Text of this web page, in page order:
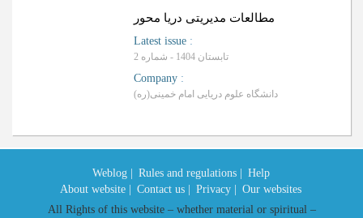
مطالعات مدیریتی دریا محور
Latest issue :
تابستان 1404 - شماره 2
Company :
دانشگاه علوم دریایی امام خمینی(ره)
Weblog | Rules and regulations |
Help
About website |
Contact us | Privacy |
Our websites
All Rights of this website – whether material or spiritual –